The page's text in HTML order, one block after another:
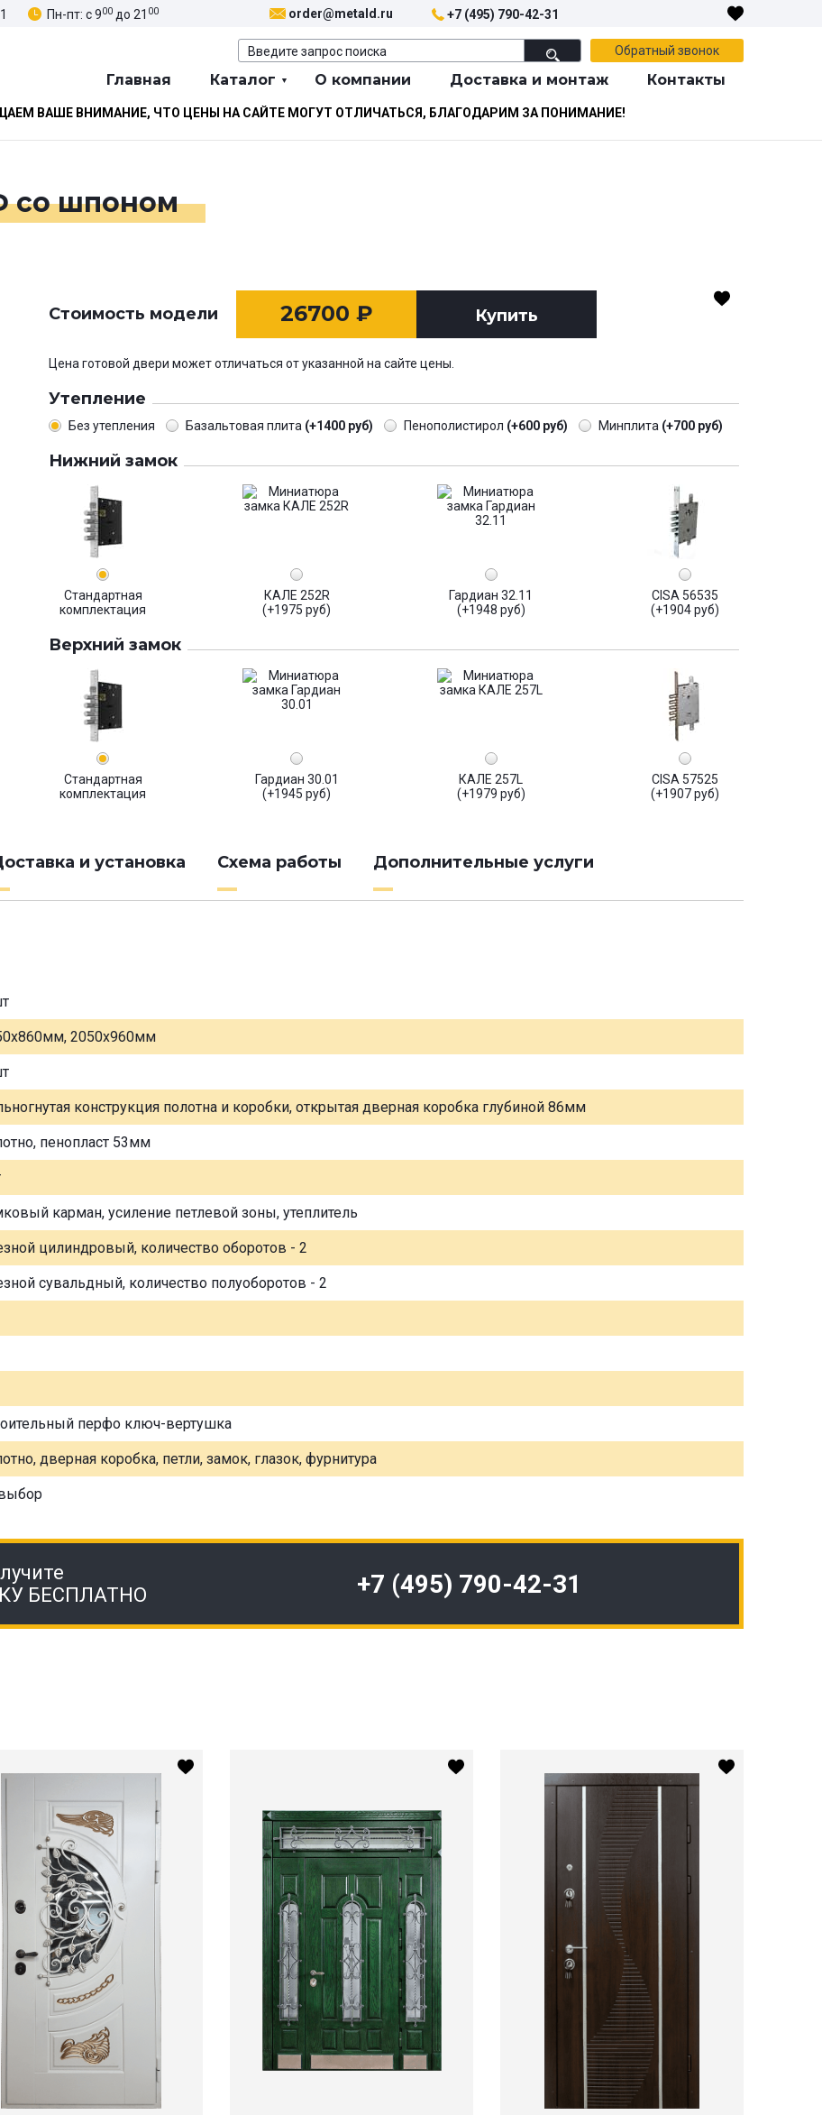
Пн-пт: с 900 до 21 00 order@metald.ru +7 (495) 790-42-31
Обратный звонок
Главная Каталог О компании Доставка и монтаж Контакты
ВАШЕ ВНИМАНИЕ, ЧТО ЦЕНЫ НА САЙТЕ МОГУТ ОТЛИЧАТЬСЯ, БЛАГОДАРИМ ЗА ПОНИМАНИЕ!
со шпоном
Стоимость модели 26700 ₽ Купить
Цена готовой двери может отличаться от указанной на сайте цены.
Утепление
Без утепления Базальтовая плита (+1400 руб) Пенополистирол (+600 руб) Минплита (+700 руб)
Нижний замок
Стандартная
комплектация
КАЛЕ 252R
(+1975 руб)
Гардиан 32.11
(+1948 руб)
CISA 56535
(+1904 руб)
Верхний замок
Стандартная
комплектация
Гардиан 30.01
(+1945 руб)
КАЛЕ 257L
(+1979 руб)
CISA 57525
(+1907 руб)
и установка Схема работы Дополнительные услуги
2050х960мм
конструкция полотна и коробки, открытая дверная коробка глубиной 86мм
пенопласт 53мм
карман, усиление петлевой зоны, утеплитель
цилиндровый, количество оборотов - 2
сувальдный, количество полуоборотов - 2
перфо ключ-вертушка
дверная коробка, петли, замок, глазок, фурнитура
БЕСПЛАТНО
+7 (495) 790-42-31